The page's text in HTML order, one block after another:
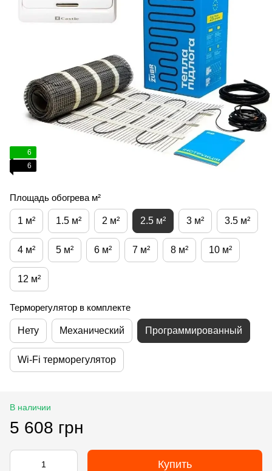
6
6
Площадь обогрева м²
1 м² 1.5 м² 2 м² 2.5 м² 3 м² 3.5 м²
4 м² 5 м² 6 м² 7 м² 8 м² 10 м²
12 м²
Терморегулятор в комплекте
Нету Механический Программированный
Wi-Fi терморегулятор
В наличии
5 608 грн
Купить